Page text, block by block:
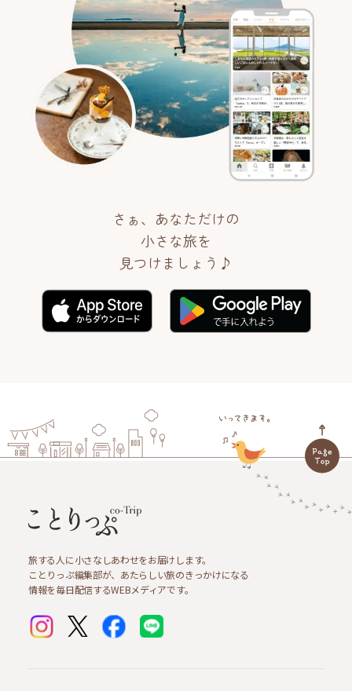
さぁ、あなただけの
小さな旅を
見つけましょう♪
旅する人に小さなしあわせをお届けします。
ことりっぷ編集部が、あたらしい旅のきっかけになる
情報を毎日配信するWEBメディアです。